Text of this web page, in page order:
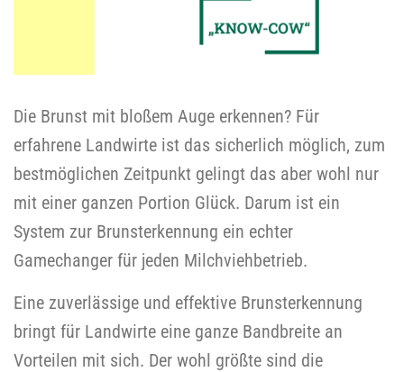
Die Brunst mit bloßem Auge erkennen? Für
erfahrene Landwirte ist das sicherlich möglich, zum
bestmöglichen Zeitpunkt gelingt das aber wohl nur
mit einer ganzen Portion Glück. Darum ist ein
System zur Brunsterkennung ein echter
Gamechanger für jeden Milchviehbetrieb.
Eine zuverlässige und effektive Brunsterkennung
bringt für Landwirte eine ganze Bandbreite an
Vorteilen mit sich. Der wohl größte sind die